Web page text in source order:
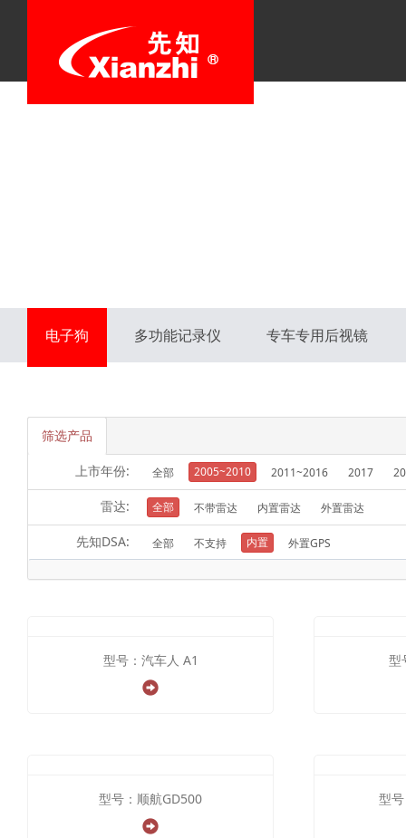
电子狗 多功能记录仪 专车专用后视镜
筛选产品
上市年份: 全部 2005~2010 2011~2016 2017
雷达: 全部 不带雷达 内置雷达 外置雷达
先知DSA: 全部 不支持 内置 外置GPS
型号：汽车人 A1 型
型号：顺航GD500 型